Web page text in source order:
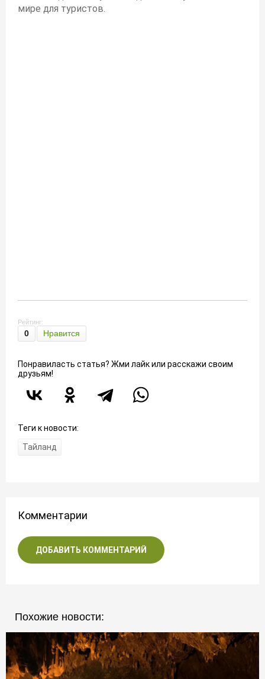
мире для туристов.
Рейтинг:
0 Нравится
Понравиласть статья? Жми лайк или расскажи своим
друзьям!
Теги к новости:
Тайланд
Комментарии
ДОБАВИТЬ КОММЕНТАРИЙ
Похожие новости: